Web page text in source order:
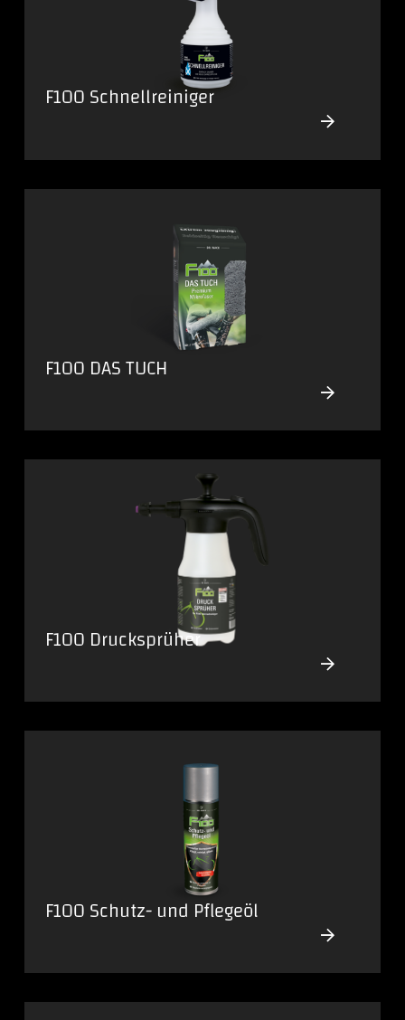
F100 Schnellreiniger
F100 DAS TUCH
F100 Drucksprüher
F100 Schutz- und Pflegeöl